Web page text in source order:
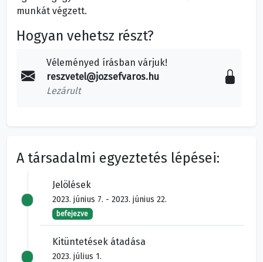
munkát végzett.
Hogyan vehetsz részt?
Véleményed írásban várjuk!
reszvetel@jozsefvaros.hu
Lezárult
A társadalmi egyeztetés lépései:
Jelölések
2023. június 7. - 2023. június 22.
befejezve
Kitüntetések átadása
2023. július 1.